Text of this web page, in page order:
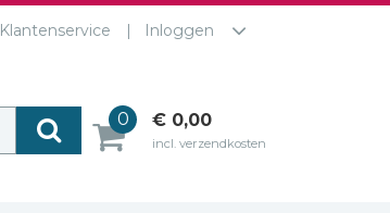
Klantenservice Inloggen
0 € 0,00
incl. verzendkosten